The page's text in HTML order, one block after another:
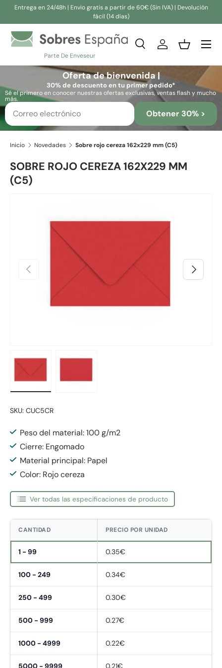
Entrega en 24/48h | Envio gratis a partir de 60€ (Sin IVA) | Devolución
fácil (14 días)
Parte De Enveseur
Buscar
Buscar
BuscarIniciar sesión
Cesta
Oferta de bienvenida |
30% de descuento en tu primer pedido*
Sé el primero en conocer nuestras ofertas exclusivas, ventas flash y mucho
más.
Obtener 30% >
Inicio Novedades Sobre rojo cereza 162x229 mm (C5)
SOBRE ROJO CEREZA 162X229 MM
(C5)
Anterior Siguiente
SKU: CUC5CR
Peso del material: 100 g/m2
Cierre: Engomado
Material principal: Papel
Color: Rojo cereza
Ver todas las especificaciones de producto
CANTIDAD PRECIO POR UNIDAD
1 - 99 0.35€
100 - 249 0.34€
250 - 499 0.30€
500 - 999 0.27€
1000 - 4999 0.22€